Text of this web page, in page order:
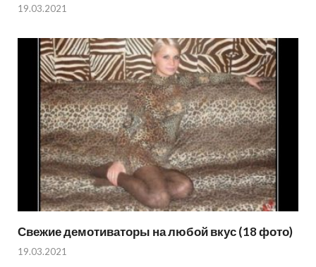
19.03.2021
Свежие демотиваторы на любой вкус (18 фото)
19.03.2021